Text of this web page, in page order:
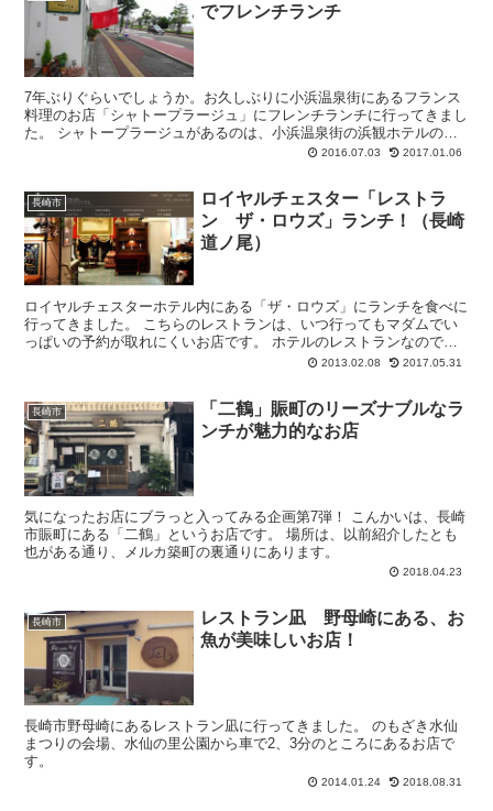
でフレンチランチ
7年ぶりぐらいでしょうか。お久しぶりに小浜温泉街にあるフランス
料理のお店「シャトープラージュ」にフレンチランチに行ってきまし
た。 シャトープラージュがあるのは、小浜温泉街の浜観ホテルのお
隣、1階にパックというパン屋さんがある建物の...2016.07.03 2017.01.06
長崎市
ロイヤルチェスター「レストラ
ン ザ・ロウズ」ランチ！（長崎
道ノ尾）
ロイヤルチェスターホテル内にある「ザ・ロウズ」にランチを食べに
行ってきました。 こちらのレストランは、いつ行ってもマダムでい
っぱいの予約が取れにくいお店です。 ホテルのレストランなので敷
2013.02.08 2017.05.31
長崎市
「二鶴」賑町のリーズナブルなラ
ンチが魅力的なお店
気になったお店にブラっと入ってみる企画第7弾！ こんかいは、長崎
市賑町にある「二鶴」というお店です。 場所は、以前紹介したとも
也がある通り、メルカ築町の裏通りにあります。
2018.04.23
長崎市
レストラン凪 野母崎にある、お
魚が美味しいお店！
長崎市野母崎にあるレストラン凪に行ってきました。 のもざき水仙
まつりの会場、水仙の里公園から車で2、3分のところにあるお店で
す。
2014.01.24 2018.08.31